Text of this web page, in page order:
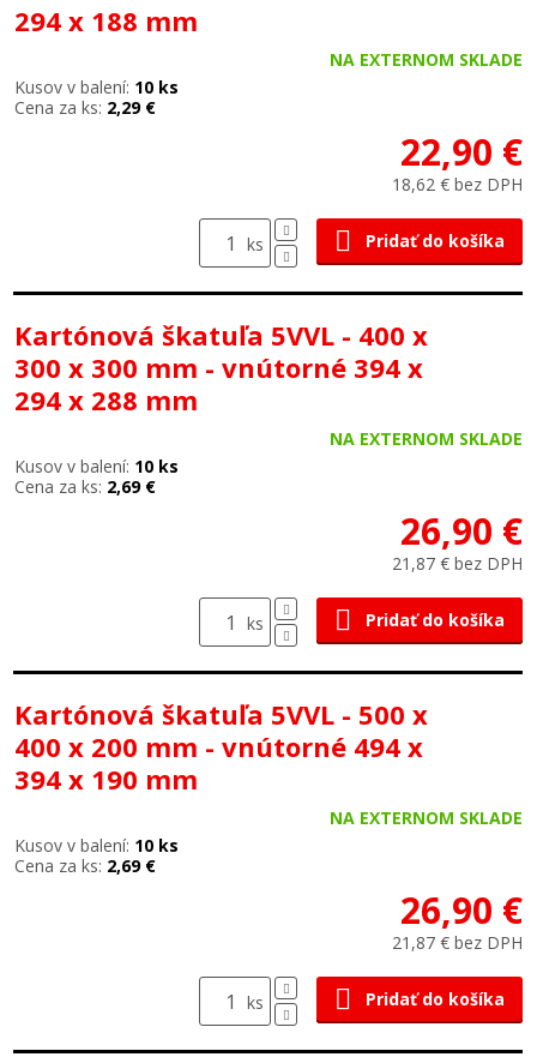
294 x 188 mm
NA EXTERNOM SKLADE
Kusov v balení: 10 ks
Cena za ks: 2,29 €
22,90 €
18,62 € bez DPH
ks Pridať do košíka
Kartónová škatuľa 5VVL - 400 x
300 x 300 mm - vnútorné 394 x
294 x 288 mm
NA EXTERNOM SKLADE
Kusov v balení: 10 ks
Cena za ks: 2,69 €
26,90 €
21,87 € bez DPH
ks Pridať do košíka
Kartónová škatuľa 5VVL - 500 x
400 x 200 mm - vnútorné 494 x
394 x 190 mm
NA EXTERNOM SKLADE
Kusov v balení: 10 ks
Cena za ks: 2,69 €
26,90 €
21,87 € bez DPH
ks Pridať do košíka